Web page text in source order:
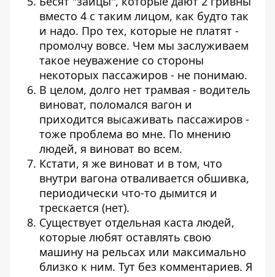
вместо 4 с таким лицом, как будто так
и надо. Про тех, которые не платят -
промолчу вовсе. Чем мы заслуживаем
такое неуважение со стороны
некоторых пассажиров - не понимаю.
В целом, долго нет трамвая - водитель
виноват, поломался вагон и
приходится высаживать пассажиров -
тоже проблема во мне. По мнению
людей, я виноват во всем.
Кстати, я же виноват и в том, что
внутри вагона отваливается обшивка,
периодически что-то дымится и
трескается (нет).
Существует отдельная каста людей,
которые любят оставлять свою
машину на рельсах или максимально
близко к ним. Тут без комментариев. Я